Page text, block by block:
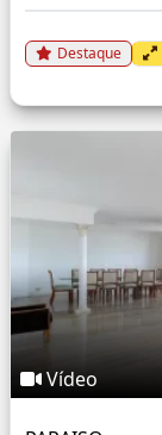
Destaque
Vídeo